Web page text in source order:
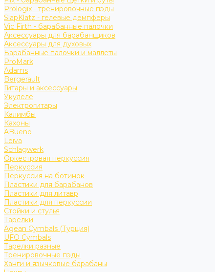
Prologix - тренировочные пэды
SlapKlatz - гелевые демпферы
Vic Firth - барабанные палочки
Аксессуары для барабанщиков
Аксессуары для духовых
Барабанные палочки и маллеты
ProMark
Adams
Bergerault
Гитары и аксессуары
Укулеле
Электрогитары
Калимбы
Кахоны
ABueno
Leiva
Schlagwerk
Оркестровая перкуссия
Перкуссия
Перкуссия на ботинок
Пластики для барабанов
Пластики для литавр
Пластики для перкуссии
Стойки и стулья
Тарелки
Agean Cymbals (Турция)
UFO Cymbals
Тарелки разные
Тренировочные пэды
Ханги и язычковые барабаны